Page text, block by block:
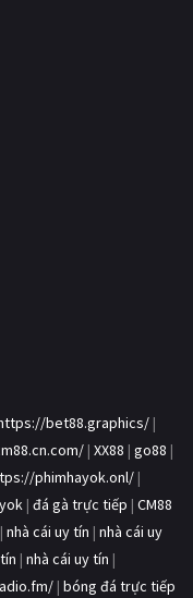
bet88.graphics/ |
| XX88 | go88 |
phimhayok.onl/ |
| đá gà trực tiếp | CM88
| nhà cái uy tín | nhà cái uy
| nhà cái uy tín |
| bóng đá trực tiếp